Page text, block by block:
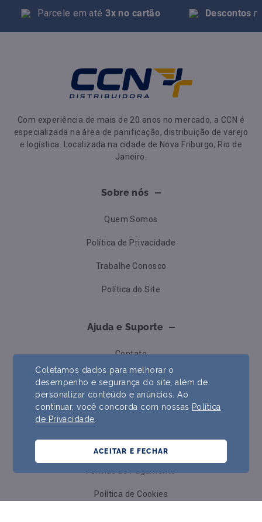
Parcele em até3x no cartão Descontos
Com experiência de mais de 20 anos no mercado, a CCN é
especializada na área de panificação, distribuição de varejo
e logística. Localizada na cidade de Nova Friburgo, Rio de
Janeiro.
Sobre nós
Quem Somos
Política de Privacidade
Trabalhe Conosco
Política do Site
Ajuda e Suporte
Contato
Formas de Pagamento
Trocas e Devoluções
Perguntas Frequentes
Política de Cookies
Coletamos dados para melhorar o
desempenho e segurança do site, além de
personalizar conteúdo e anúncios. Ao
continuar, você concorda com nossas Política
de Privacidade
ACEITAR E FECHAR